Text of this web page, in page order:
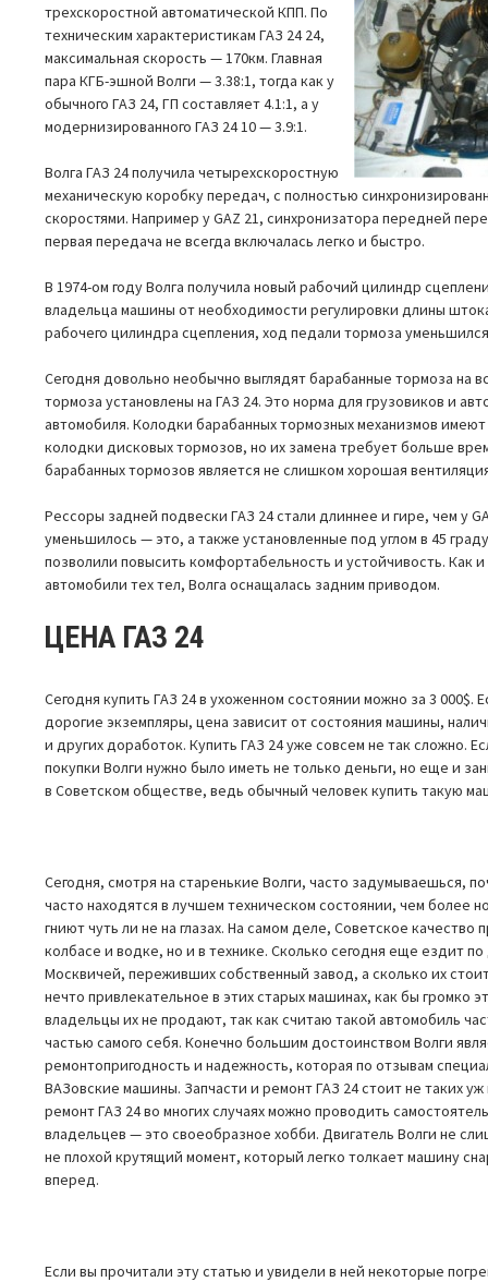
трехскоростной автоматической КПП. По
техническим характеристикам ГАЗ 24 24,
максимальная скорость — 170км. Главная
пара КГБ-эшной Волги — 3.38:1, тогда как у
обычного ГАЗ 24, ГП составляет 4.1:1, а у
модернизированного ГАЗ 24 10 — 3.9:1.
Волга ГАЗ 24 получила четырехскоростную
механическую коробку передач, с полностью
скоростями. Например у GAZ 21, синхронизатора передней
первая передача не всегда включалась легко и быстро.
В 1974-ом году Волга получила новый рабочий цилиндр
владельца машины от необходимости регулировки длины
рабочего цилиндра сцепления, ход педали тормоза
Сегодня довольно необычно выглядят барабанные тормоза на
тормоза установлены на ГАЗ 24. Это норма для грузовиков и
автомобиля. Колодки барабанных тормозных механизмов
колодки дисковых тормозов, но их замена требует больше
барабанных тормозов является не слишком хорошая
Рессоры задней подвески ГАЗ 24 стали длиннее и гире, чем у
уменьшилось — это, а также установленные под углом в 45
позволили повысить комфортабельность и устойчивость. Как
автомобили тех тел, Волга оснащалась задним приводом.
ЦЕНА ГАЗ 24
Сегодня купить ГАЗ 24 в ухоженном состоянии можно за 3
дорогие экземпляры, цена зависит от состояния машины,
и других доработок. Купить ГАЗ 24 уже совсем не так сложно.
покупки Волги нужно было иметь не только деньги, но еще и
в Советском обществе, ведь обычный человек купить такую
Сегодня, смотря на старенькие Волги, часто задумываешься,
часто находятся в лучшем техническом состоянии, чем более
гниют чуть ли не на глазах. На самом деле, Советское качество
колбасе и водке, но и в технике. Сколько сегодня еще ездит
Москвичей, переживших собственный завод, а сколько их
нечто привлекательное в этих старых машинах, как бы громко
владельцы их не продают, так как считаю такой автомобиль
частью самого себя. Конечно большим достоинством Волги
ремонтопригодность и надежность, которая по отзывам
ВАЗовские машины. Запчасти и ремонт ГАЗ 24 стоит не таких
ремонт ГАЗ 24 во многих случаях можно проводить
владельцев — это своеобразное хобби. Двигатель Волги не
не плохой крутящий момент, который легко толкает машину
вперед.
Если вы прочитали эту статью и увидели в ней некоторые